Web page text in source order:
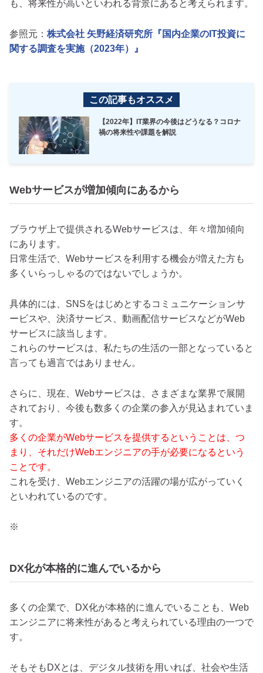
も、将来性が高いといわれる背景にあると考えられます。
参照元： 株式会社 矢野経済研究所『国内企業のIT投資に
関する調査を実施（2023年）』
この記事もオススメ
【2022年】IT業界の今後はどうなる？コロナ
禍の将来性や課題を解説
Webサービスが増加傾向にあるから
ブラウザ上で提供されるWebサービスは、年々増加傾向
にあります。
日常生活で、Webサービスを利用する機会が増えた方も
多くいらっしゃるのではないでしょうか。
具体的には、SNSをはじめとするコミュニケーションサ
ービスや、決済サービス、動画配信サービスなどがWeb
サービスに該当します。
これらのサービスは、私たちの生活の一部となっていると
言っても過言ではありません。
さらに、現在、Webサービスは、さまざまな業界で展開
されており、今後も数多くの企業の参入が見込まれていま
す。
多くの企業がWebサービスを提供するということは、つ
まり、それだけWebエンジニアの手が必要になるという
ことです。
これを受け、Webエンジニアの活躍の場が広がっていく
といわれているのです。
※
DX化が本格的に進んでいるから
多くの企業で、DX化が本格的に進んでいることも、Web
エンジニアに将来性があると考えられている理由の一つで
す。
そもそもDXとは、デジタル技術を用いれば、社会や生活